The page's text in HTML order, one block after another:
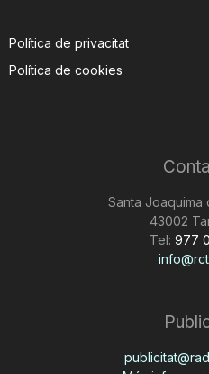
Política de privacitat
Política de cookies
Santa Joaquima
43002
Tel: 977